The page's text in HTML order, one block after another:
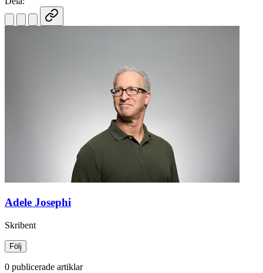
Adele Josephi
Skribent
Följ
0 publicerade artiklar